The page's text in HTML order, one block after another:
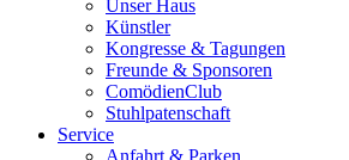
Unser Haus
Künstler
Kongresse & Tagungen
Freunde & Sponsoren
ComödienClub
Stuhlpatenschaft
Service